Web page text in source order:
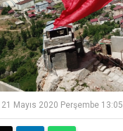
21 Mayıs 2020 Perşembe 13:05